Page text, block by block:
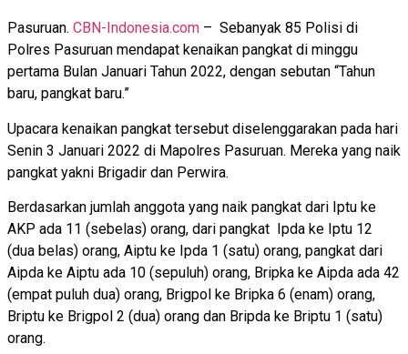
Pasuruan. CBN-Indonesia.com – Sebanyak 85 Polisi di
Polres Pasuruan mendapat kenaikan pangkat di minggu
pertama Bulan Januari Tahun 2022, dengan sebutan “Tahun
baru, pangkat baru.”
Upacara kenaikan pangkat tersebut diselenggarakan pada hari
Senin 3 Januari 2022 di Mapolres Pasuruan. Mereka yang naik
pangkat yakni Brigadir dan Perwira.
Berdasarkan jumlah anggota yang naik pangkat dari Iptu ke
AKP ada 11 (sebelas) orang, dari pangkat Ipda ke Iptu 12
(dua belas) orang, Aiptu ke Ipda 1 (satu) orang, pangkat dari
Aipda ke Aiptu ada 10 (sepuluh) orang, Bripka ke Aipda ada 42
(empat puluh dua) orang, Brigpol ke Bripka 6 (enam) orang,
Briptu ke Brigpol 2 (dua) orang dan Bripda ke Briptu 1 (satu)
orang.